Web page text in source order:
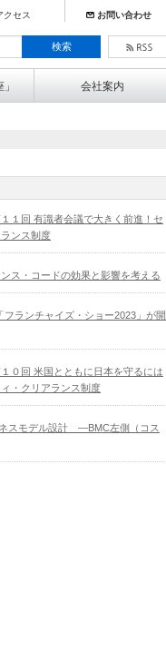
クセス お問い合わせ
会社案内
１１回 有識者会議で大きく前進！セ
ンス制度
ス・コードの効果と影響を考える
フランチャイズ・ショー2023」が開
１０回 米国とともに日本を守るには
・クリアランス制度
ネスモデル設計 ―BMC左側（コス